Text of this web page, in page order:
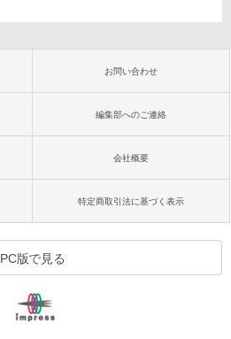
お問い合わせ
編集部へのご連絡
会社概要
特定商取引法に基づく表示
PC版で見る